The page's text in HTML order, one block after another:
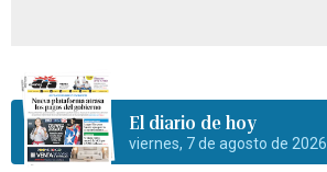
El diario de hoy
viernes, 7 de agosto de 2026